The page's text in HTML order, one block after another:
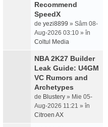
Recommend
SpeedX
de yezi8899 » Sâm 08-
Aug-2026 03:10 » în
Coltul Media
NBA 2K27 Builder
Leak Guide: U4GM
VC Rumors and
Archetypes
de Blustery » Mie 05-
Aug-2026 11:21 » în
Citroen AX